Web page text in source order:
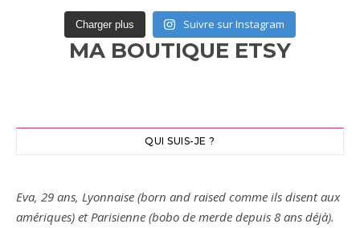
Charger plus Suivre sur Instagram
MA BOUTIQUE ETSY
QUI SUIS-JE ?
Eva, 29 ans, Lyonnaise (born and raised comme ils disent aux
amériques) et Parisienne (bobo de merde depuis 8 ans déjà).